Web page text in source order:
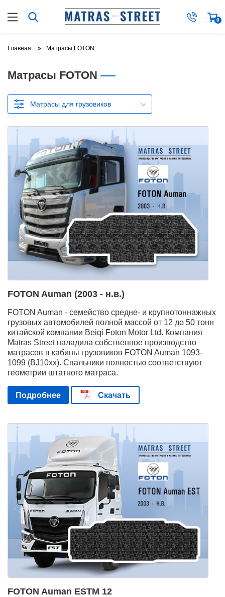
0
Главная Матрасы FOTON
Матрасы FOTON
Матрасы для грузовиков
FOTON Auman (2003 - н.в.)
FOTON Auman - семейство средне- и крупнотоннажных
грузовых автомобилей полной массой от 12 до 50 тонн
китайской компании Beiqi Foton Motor Ltd. Компания
Matras Street наладила собственное производство
матрасов в кабины грузовиков FOTON Auman 1093-
1099 (BJ10xx). Спальники полностью соответствуют
геометрии штатного матраса.
Подробнее Скачать
FOTON Auman ESTМ 12